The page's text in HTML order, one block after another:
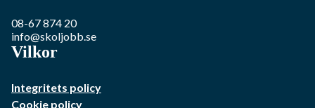
08-67 874 20
info@skoljobb.se
Vilkor
Integritets policy
Cookie policy